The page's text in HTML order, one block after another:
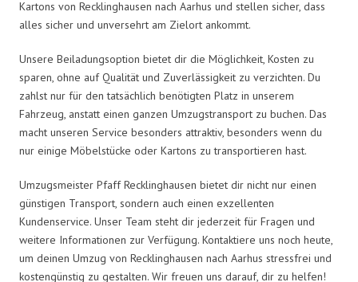
Kartons von Recklinghausen nach Aarhus und stellen sicher, dass
alles sicher und unversehrt am Zielort ankommt.
Unsere Beiladungsoption bietet dir die Möglichkeit, Kosten zu
sparen, ohne auf Qualität und Zuverlässigkeit zu verzichten. Du
zahlst nur für den tatsächlich benötigten Platz in unserem
Fahrzeug, anstatt einen ganzen Umzugstransport zu buchen. Das
macht unseren Service besonders attraktiv, besonders wenn du
nur einige Möbelstücke oder Kartons zu transportieren hast.
Umzugsmeister Pfaff Recklinghausen bietet dir nicht nur einen
günstigen Transport, sondern auch einen exzellenten
Kundenservice. Unser Team steht dir jederzeit für Fragen und
weitere Informationen zur Verfügung. Kontaktiere uns noch heute,
um deinen Umzug von Recklinghausen nach Aarhus stressfrei und
kostengünstig zu gestalten. Wir freuen uns darauf, dir zu helfen!